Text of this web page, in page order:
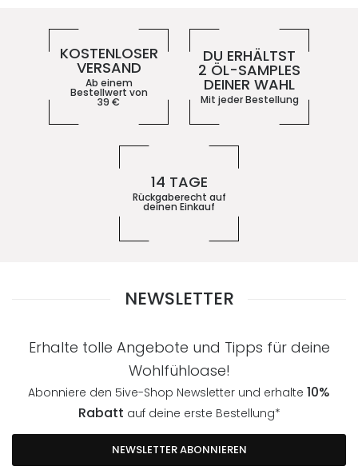
KOSTENLOSER
VERSAND
Ab einem
Bestellwert von
39 €
DU ERHÄLTST
2 ÖL-SAMPLES
DEINER WAHL
Mit jeder Bestellung
14 TAGE
Rückgaberecht auf
deinen Einkauf
NEWSLETTER
Erhalte tolle Angebote und Tipps für deine
Wohlfühloase!
Abonniere den 5ive-Shop Newsletter und erhalte 10%
Rabatt auf deine erste Bestellung*
NEWSLETTER ABONNIEREN